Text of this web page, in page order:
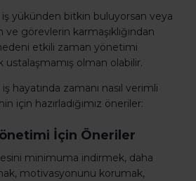
iş yükünden bitkin buluyorsan veya
görevlerin karmaşıklığından
etkili zaman yönetimi
olman olabilir.
hayatında zamanı nasıl verimli
için hazırladığımız öneriler:
İçin Öneriler
minimuma indirmek, daha
motivasyonunu korumak,